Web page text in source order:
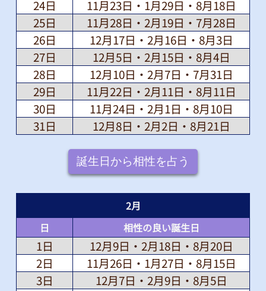
24日
11月23日・1月29日・8月18日
25日
11月28日・2月19日・7月28日
26日
12月17日・2月16日・8月3日
27日
12月5日・2月15日・8月4日
28日
12月10日・2月7日・7月31日
29日
11月22日・2月11日・8月11日
30日
11月24日・2月1日・8月10日
31日
12月8日・2月2日・8月21日
誕生日から相性を占う
2月
日
相性の良い誕生日
1日
12月9日・2月18日・8月20日
2日
11月26日・1月27日・8月15日
3日
12月7日・2月9日・8月5日